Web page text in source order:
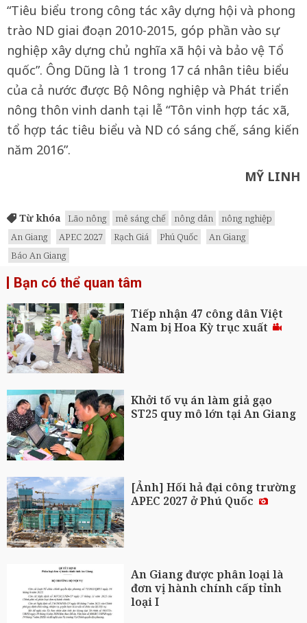
“Tiêu biểu trong công tác xây dựng hội và phong
trào ND giai đoạn 2010-2015, góp phần vào sự
nghiệp xây dựng chủ nghĩa xã hội và bảo vệ Tổ
quốc”. Ông Dũng là 1 trong 17 cá nhân tiêu biểu
của cả nước được Bộ Nông nghiệp và Phát triển
nông thôn vinh danh tại lễ “Tôn vinh hợp tác xã,
tổ hợp tác tiêu biểu và ND có sáng chế, sáng kiến
năm 2016”.
MỸ LINH
Từ khóa Lão nông mê sáng chế nông dân
nông nghiệp
An Giang
APEC 2027 Rạch Giá Phú Quốc
An Giang
Báo An Giang
Bạn có thể quan tâm
Tiếp nhận 47 công dân Việt
Nam bị Hoa Kỳ trục xuất
Khởi tố vụ án làm giả gạo
ST25 quy mô lớn tại An Giang
[Ảnh] Hối hả đại công trường
APEC 2027 ở Phú Quốc
An Giang được phân loại là
đơn vị hành chính cấp tỉnh
loại I